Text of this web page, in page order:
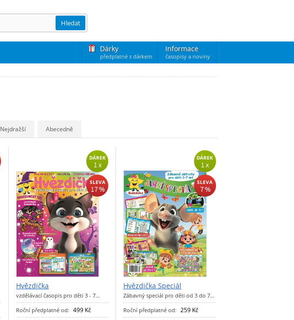
Dárky
předplatné s dárkem
Informace
časopisy a noviny
Hledat
Nejdražší Abecedně
DÁREK
1 x
SLEVA
17 %
Hvězdička
vzdělávací časopis pro děti 3 - 7…
Roční předplatné od: 499 Kč
DÁREK
1 x
SLEVA
7 %
Hvězdička Speciál
Zábavný speciál pro děti od 3 do 7…
Roční předplatné od: 259 Kč